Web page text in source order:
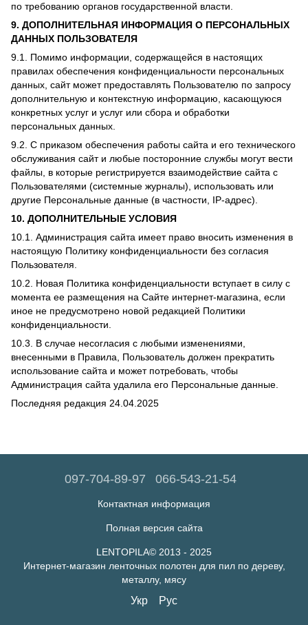
по требованию органов государственной власти.
9. ДОПОЛНИТЕЛЬНАЯ ИНФОРМАЦИЯ О ПЕРСОНАЛЬНЫХ
ДАННЫХ ПОЛЬЗОВАТЕЛЯ
9.1. Помимо информации, содержащейся в настоящих
правилах обеспечения конфиденциальности персональных
данных, сайт может предоставлять Пользователю по запросу
дополнительную и контекстную информацию, касающуюся
конкретных услуг и услуг или сбора и обработки
персональных данных.
9.2. С приказом обеспечения работы сайта и его технического
обслуживания сайт и любые посторонние службы могут вести
файлы, в которые регистрируется взаимодействие сайта с
Пользователями (системные журналы), использовать или
другие Персональные данные (в частности, IP-адрес).
10. ДОПОЛНИТЕЛЬНЫЕ УСЛОВИЯ
10.1. Администрация сайта имеет право вносить изменения в
настоящую Политику конфиденциальности без согласия
Пользователя.
10.2. Новая Политика конфиденциальности вступает в силу с
момента ее размещения на Сайте интернет-магазина, если
иное не предусмотрено новой редакцией Политики
конфиденциальности.
10.3. В случае несогласия с любыми изменениями,
внесенными в Правила, Пользователь должен прекратить
использование сайта и может потребовать, чтобы
Администрация сайта удалила его Персональные данные.
Последняя редакция 24.04.2025
097-704-89-97 066-543-21-54
Контактная информация
Полная версия сайта
LENTOPILA© 2013 - 2025
Интернет-магазин ленточных полотен для пил по дереву,
металлу, мясу
Укр Рус